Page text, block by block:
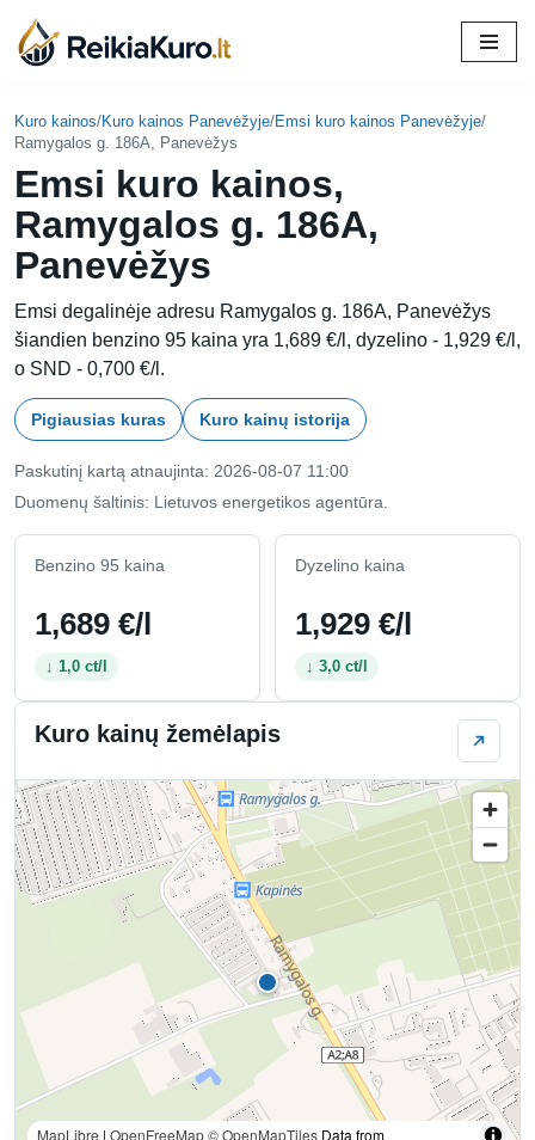
Skip
content
Kuro kainos/Kuro kainos Panevėžyje/Emsi kuro kainos Panevėžyje/
Ramygalos g. 186A, Panevėžys
Emsi kuro kainos,
Ramygalos g. 186A,
Panevėžys
Emsi degalinėje adresu Ramygalos g. 186A, Panevėžys
šiandien benzino 95 kaina yra 1,689 €/l, dyzelino - 1,929 €/l,
o SND - 0,700 €/l.
Pigiausias kuras Kuro kainų istorija
Paskutinį kartą atnaujinta: 2026-08-07 11:00
Duomenų šaltinis: Lietuvos energetikos agentūra.
Benzino 95 kaina
1,689 €/l
↓ 1,0 ct/l
Dyzelino kaina
1,929 €/l
↓ 3,0 ct/l
Kuro kainų žemėlapis
MapLibre | OpenFreeMap© OpenMapTiles Data from